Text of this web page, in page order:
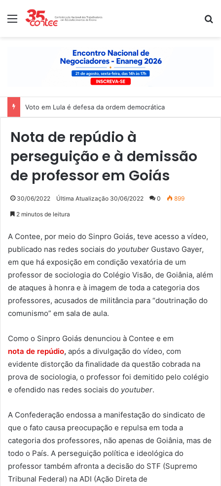
Menu
Voto em Lula é defesa da ordem democrática
Nota de repúdio à
perseguição e à demissão
de professor em Goiás
30/06/2022 Última Atualização 30/06/2022 0 899
2 minutos de leitura
A Contee, por meio do Sinpro Goiás, teve acesso a vídeo,
publicado nas redes sociais do youtuber Gustavo Gayer,
em que há exposição em condição vexatória de um
professor de sociologia do Colégio Visão, de Goiânia, além
de ataques à honra e à imagem de toda a categoria dos
professores, acusados de militância para “doutrinação do
comunismo” em sala de aula.
Como o Sinpro Goiás denunciou à Contee e em
nota de repúdio, após a divulgação do vídeo, com
evidente distorção da finalidade da questão cobrada na
prova de sociologia, o professor foi demitido pelo colégio
e ofendido nas redes sociais do youtuber.
A Confederação endossa a manifestação do sindicato de
que o fato causa preocupação e repulsa em toda a
categoria dos professores, não apenas de Goiânia, mas de
todo o País. A perseguição política e ideológica do
professor também afronta a decisão do STF (Supremo
Tribunal Federal) na ADI (Ação Direta de